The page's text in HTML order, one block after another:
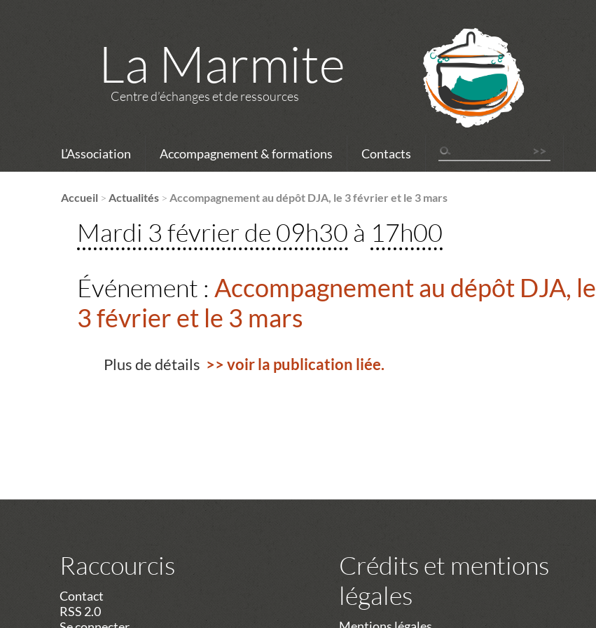
La Marmite
Centre d’échanges et de ressources
L’Association Accompagnement & formations Contacts
Accueil >Actualités >Accompagnement au dépôt DJA, le 3 février et le 3 mars
Mardi 3 février de 09h30 à 17h00
Événement : Accompagnement au dépôt DJA, le
3 février et le 3 mars
Plus de détails >> voir la publication liée.
Raccourcis
Contact
RSS 2.0
Crédits et mentions
légales